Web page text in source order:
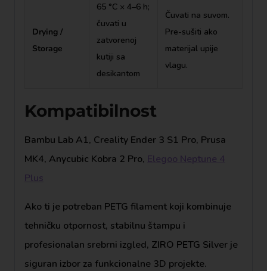
Drying /
Storage
65 °C × 4–6 h;
čuvati u
zatvorenoj
kutiji sa
desikantom
Čuvati na suvom.
Pre-sušiti ako
materijal upije
vlagu.
Kompatibilnost
Bambu Lab A1, Creality Ender 3 S1 Pro, Prusa
MK4, Anycubic Kobra 2 Pro, Elegoo Neptune 4
Plus
Ako ti je potreban PETG filament koji kombinuje
tehničku otpornost, stabilnu štampu i
profesionalan srebrni izgled, ZIRO PETG Silver je
siguran izbor za funkcionalne 3D projekte.